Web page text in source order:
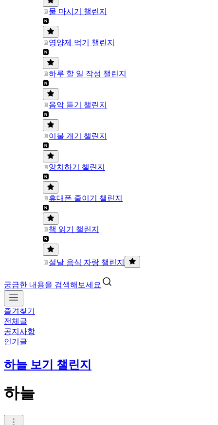
물 마시기 챌린지
영양제 먹기 챌린지
하루 할 일 작성 챌린지
음악 듣기 챌린지
이불 개기 챌린지
양치하기 챌린지
휴대폰 줄이기 챌린지
책 읽기 챌린지
설날 음식 자랑 챌린지
궁금한 내용을 검색해보세요
즐겨찾기
전체글
공지사항
인기글
하늘 보기 챌린지
하늘